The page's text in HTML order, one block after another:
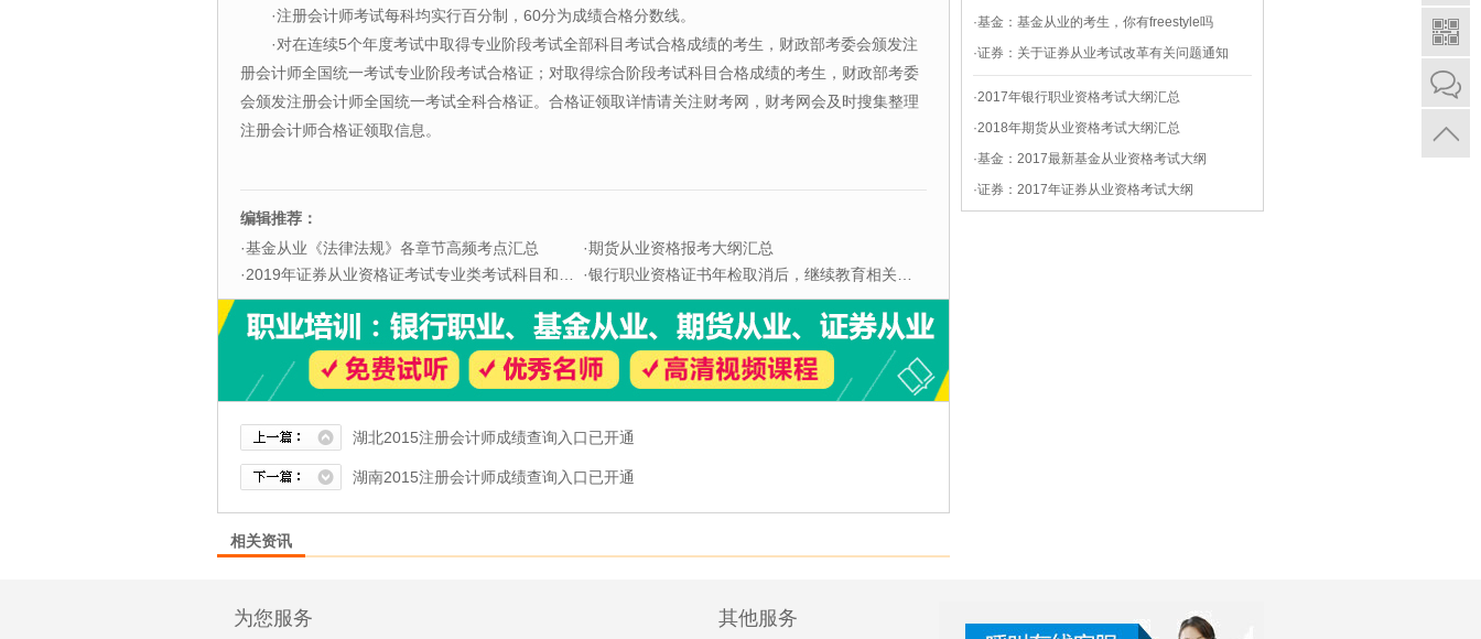
·注册会计师考试每科均实行百分制，60分为成绩合格分数线。
·对在连续5个年度考试中取得专业阶段考试全部科目考试合格成绩的考生，财政部考委会颁发注
册会计师全国统一考试专业阶段考试合格证；对取得综合阶段考试科目合格成绩的考生，财政部考委
会颁发注册会计师全国统一考试全科合格证。合格证领取详情请关注财考网，财考网会及时搜集整理
注册会计师合格证领取信息。
编辑推荐：
·基金从业《法律法规》各章节高频考点汇总 ·期货从业资格报考大纲汇总
·2019年证券从业资格证考试专业类考试科目和题型 ·银行职业资格证书年检取消后，继续教育相关问题解答
湖北2015注册会计师成绩查询入口已开通
湖南2015注册会计师成绩查询入口已开通
相关资讯
·基金：基金从业的考生，你有freestyle吗
·证券：关于证券从业考试改革有关问题通知
·2017年银行职业资格考试大纲汇总
·2018年期货从业资格考试大纲汇总
·基金：2017最新基金从业资格考试大纲
·证券：2017年证券从业资格考试大纲
为您服务 其他服务